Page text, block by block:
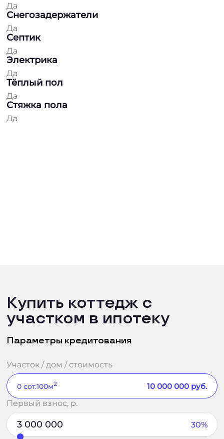
Да
Снегозадержатели
Да
Септик
Да
Электрика
Да
Тёплый пол
Да
Стяжка пола
Да
Купить коттедж с
участком в ипотеку
Параметры кредитования
Участок / дом / стоимость
0 сот.100м2 10 000 000руб.
Первый взнос, р.
30%